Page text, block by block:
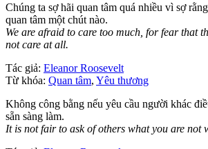
Chúng ta sợ hãi quan tâm quá nhiều vì sợ
quan tâm một chút nào.
We are afraid to care too much, for fear that
not care at all.
Tác giả: Eleanor Roosevelt
Từ khóa: Quan tâm, Yêu thương
Không công bằng nếu yêu cầu người khác
sẵn sàng làm.
It is not fair to ask of others what you are not